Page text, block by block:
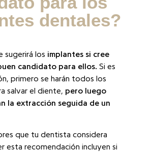
dentales?
sugerirá los implantes si cree
candidato para ellos. Si es
primero se harán todos los
salvar el diente, pero luego
la extracción seguida de un
que tu dentista considera
esta recomendación incluyen si